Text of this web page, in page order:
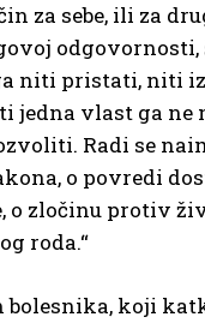
za sebe, ili za
odgovornosti,
niti pristati, niti
jedna vlast ga ne
Radi se
o povredi
o zločinu protiv
roda.“
bolesnika, koji